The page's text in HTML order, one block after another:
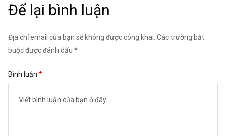
Để lại bình luận
Địa chỉ email của bạn sẽ không được công khai. Các trường bắt
buộc được đánh dấu *
Bình luận